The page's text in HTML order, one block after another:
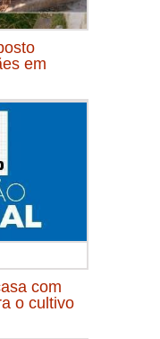
em
com
o cultivo